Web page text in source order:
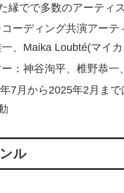
縁でで多数のアーティ
ーディング共演アーテ
、Maika Loubté(マイ
：神谷洵平、椎野恭
7月から2025年2月ま
ル